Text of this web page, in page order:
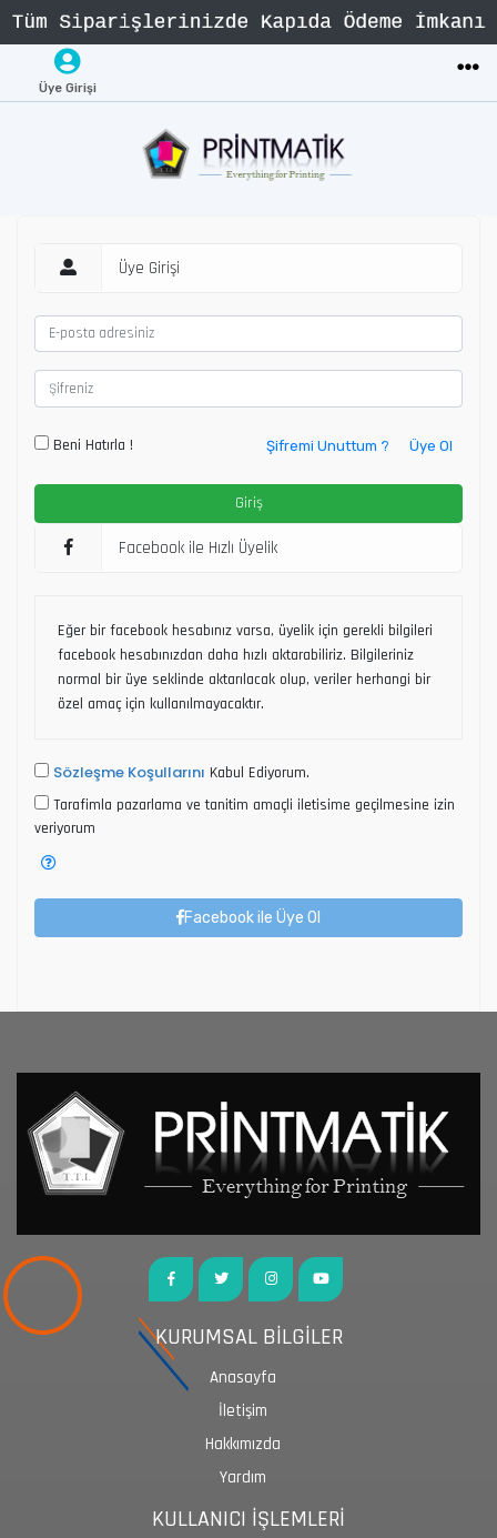
Üye Girişi
Üye Girişi
Beni Hatırla ! Üye Ol
Şifremi Unuttum ?
Facebook ile Hızlı Üyelik
Eğer bir facebook hesabınız varsa, üyelik için gerekli bilgileri
facebook hesabınızdan daha hızlı aktarabiliriz. Bilgileriniz
normal bir üye seklinde aktarılacak olup, veriler herhangi bir
özel amaç için kullanılmayacaktır.
Sözleşme Koşullarını Kabul Ediyorum.
Tarafimla pazarlama ve tanitim amaçli iletisime geçilmesine izin
veriyorum
Facebook ile Üye Ol
KURUMSAL BİLGİLER
Anasayfa
İletişim
Hakkımızda
Yardım
KULLANICI İŞLEMLERİ